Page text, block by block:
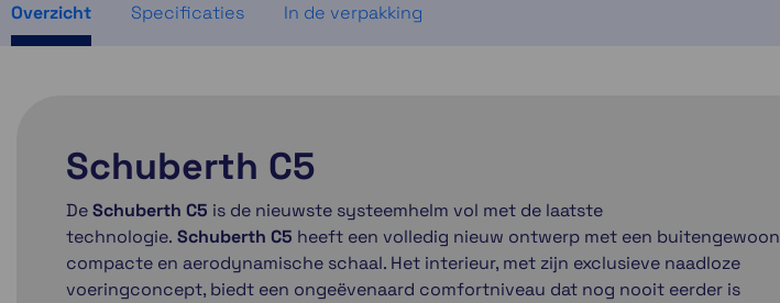
Overzicht Specificaties In de verpakking
Schuberth C5
DeSchuberth C5 is de nieuwste systeemhelm vol met de laatste
technologie. Schuberth C5 heeft een volledig nieuw ontwerp met een buitengewoon
compacte en aerodynamische schaal. Het interieur, met zijn exclusieve naadloze
voeringconcept, biedt een ongeëvenaard comfortniveau dat nog nooit eerder is